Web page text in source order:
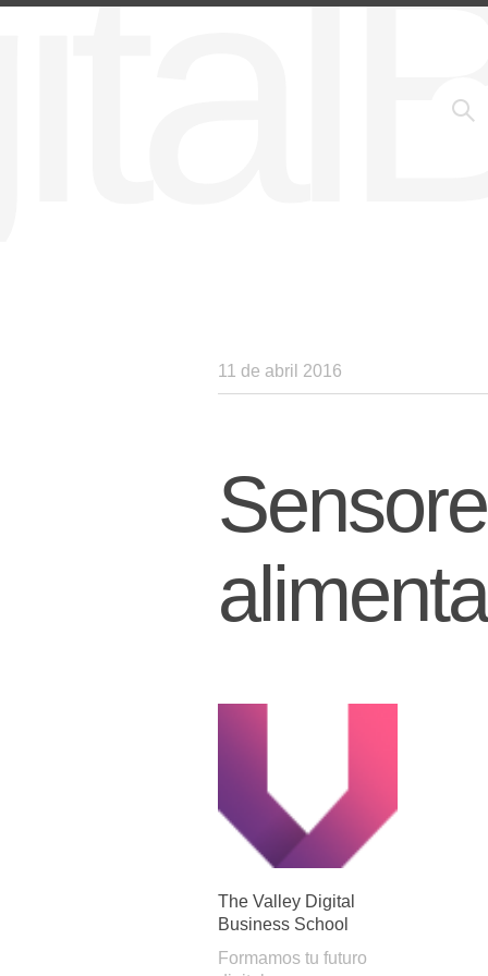
11 de abril 2016
The Valley Digital
Business School
Formamos tu futuro